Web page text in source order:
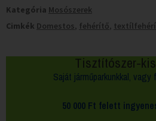
Kategória Mosószerek
Cimkék Domestos, fehérítő,
Tisztítószer-
Saját járműparkunkkal,
50 000 Ft felett